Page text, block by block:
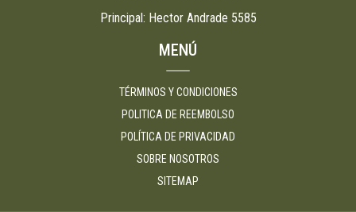
Principal: Hector Andrade 5585
MENÚ
TÉRMINOS Y CONDICIONES
POLITICA DE REEMBOLSO
POLÍTICA DE PRIVACIDAD
SOBRE NOSOTROS
SITEMAP